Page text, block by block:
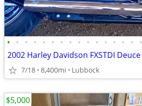
• • • • • • • • • • • • • • • •
2002 Harley Davidson FXSTDI Deuce
7/18 8,400mi Lubbock
$5,000